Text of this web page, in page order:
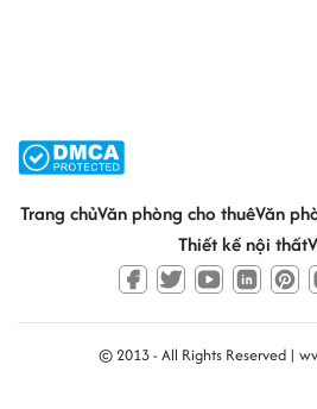
Trang chủVăn phòng cho thuêVăn
Thiết kế nội thất
© 2013 - All Rights Reserved |